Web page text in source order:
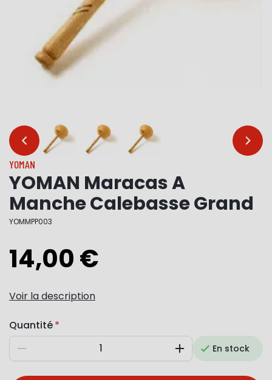
… …
YOMAN
YOMAN Maracas A
Manche Calebasse Grand
YOMMPP003
14,00 €
Voir la description
Quantité
Diminuer AugmenterEn stock